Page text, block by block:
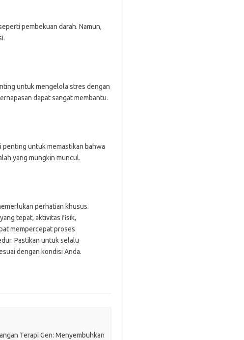
pembekuan darah. Namun,
untuk mengelola stres dengan
dapat sangat membantu.
penting untuk memastikan bahwa
yang mungkin muncul.
perhatian khusus.
tepat, aktivitas fisik,
mempercepat proses
Pastikan untuk selalu
dengan kondisi Anda.
Terapi Gen: Menyembuhkan